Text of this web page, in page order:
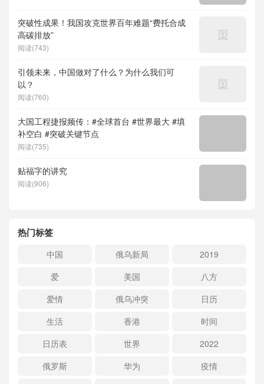
突破性成果！我国攻克世界百年难题“费托合成
高碳排放”
阅读(743)
引领未来，中国做对了什么？为什么我们可
以？
阅读(760)
大国工程捷报频传：#全球首台 #世界最大 #填
补空白 #突破关键节点
阅读(735)
贴福字的讲究
阅读(906)
热门标签
中国 俄乌新局
2019
爱
美国
八方
爱情
俄乌冲突
日历
生活
香港
时间
日历表
世界
2022
俄罗斯
华为
疫情